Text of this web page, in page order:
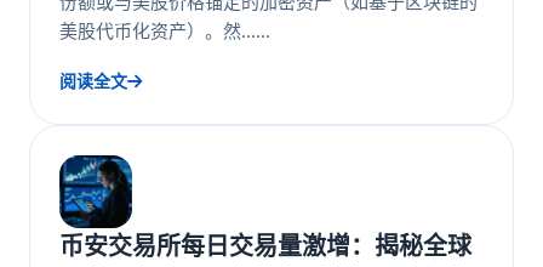
美股代币化资产）。然……
阅读全文
币安交易所每日交易量激增：揭秘全球